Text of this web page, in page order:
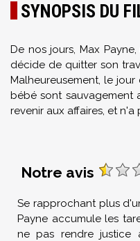
SYNOPSIS DU
De nos jours, Max
décide de quitter son
Malheureusement, le
bébé sont sauvagement
revenir aux affaires, et n'a
Notre avis
Se rapprochant plus
Payne accumule les
ne pas rendre justice